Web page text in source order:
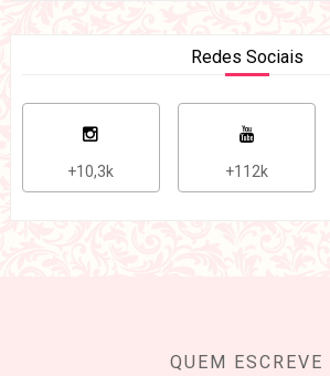
Redes Sociais
+10,3k +112k
QUEM ESCREVE